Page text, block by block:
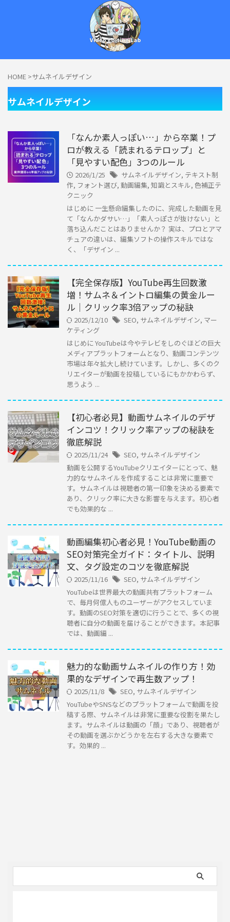
今日からあなたもクリエイター！ひろぼーと学ぶ、動画編集の基本！
HOME >サムネイルデザイン
サムネイルデザイン
「なんか素人っぽい…」から卒業！プ
ロが教える「読まれるテロップ」と
「見やすい配色」3つのルール
2026/1/25 サムネイルデザイン, テキスト制
作, フォント選び, 動画編集, 知識とスキル, 色補正テ
クニック
はじめに 一生懸命編集したのに、完成した動画を見
て「なんかダサい…」「素人っぽさが抜けない」と
落ち込んだことはありませんか？ 実は、プロとアマ
チュアの違いは、編集ソフトの操作スキルではな
く、「デザイン ...
【完全保存版】YouTube再生回数激
増！サムネ＆イントロ編集の黄金ルー
ル｜クリック率3倍アップの秘訣
2025/12/10 SEO, サムネイルデザイン, マー
ケティング
はじめに YouTubeは今やテレビをしのぐほどの巨大
メディアプラットフォームとなり、動画コンテンツ
市場は年々拡大し続けています。しかし、多くのク
リエイターが動画を投稿しているにもかかわらず、
思うよう ...
【初心者必見】動画サムネイルのデザ
インコツ！クリック率アップの秘訣を
徹底解説
2025/11/24 SEO, サムネイルデザイン
動画を公開するYouTubeクリエイターにとって、魅
力的なサムネイルを作成することは非常に重要で
す。サムネイルは視聴者の第一印象を決める要素で
あり、クリック率に大きな影響を与えます。初心者
でも効果的な ...
動画編集初心者必見！YouTube動画の
SEO対策完全ガイド：タイトル、説明
文、タグ設定のコツを徹底解説
2025/11/16 SEO, サムネイルデザイン
YouTubeは世界最大の動画共有プラットフォーム
で、毎月何億人ものユーザーがアクセスしていま
す。動画のSEO対策を適切に行うことで、多くの視
聴者に自分の動画を届けることができます。本記事
では、動画編 ...
魅力的な動画サムネイルの作り方！効
果的なデザインで再生数アップ！
2025/11/8 SEO, サムネイルデザイン
YouTubeやSNSなどのプラットフォームで動画を投
稿する際、サムネイルは非常に重要な役割を果たし
ます。サムネイルは動画の「顔」であり、視聴者が
その動画を選ぶかどうかを左右する大きな要素で
す。効果的 ...